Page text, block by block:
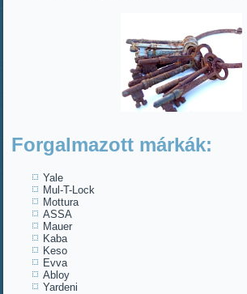
Forgalmazott márkák:
Yale
Mul-T-Lock
Mottura
ASSA
Mauer
Kaba
Keso
Evva
Abloy
Yardeni